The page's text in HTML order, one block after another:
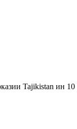
Tajikistan ин 10